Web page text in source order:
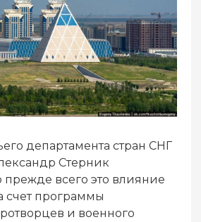
департамента стран СНГ
Стерник
прежде всего это влияние
счет программы
и военного